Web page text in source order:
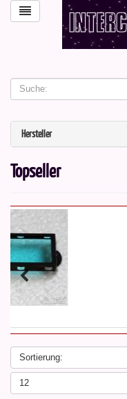
Hersteller
Topseller
Sortierung:
12